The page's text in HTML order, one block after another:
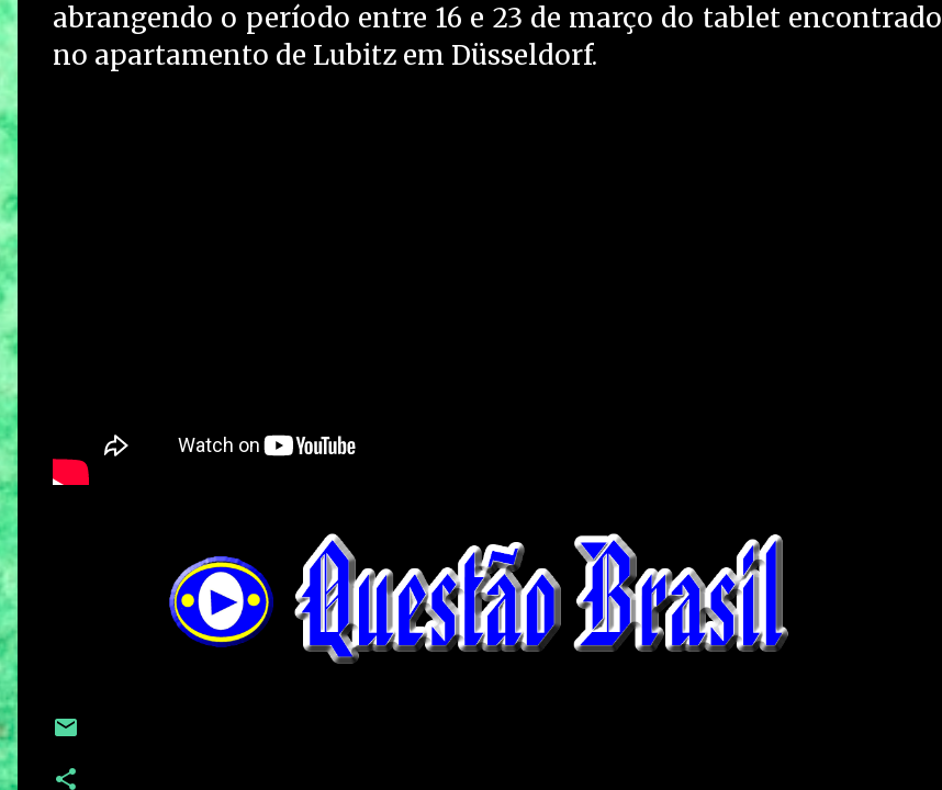
abrangendo o período entre 16 e 23 de março do tablet encontrado
no apartamento de Lubitz em Düsseldorf.